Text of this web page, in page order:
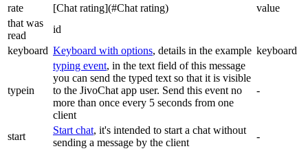
rate
[Chat rating](#Chat rating)
value
that was
read
id
keyboard Keyboard with options, details in the example keyboard
typein
typing event, in the text field of this message
you can send the typed text so that it is visible
to the JivoChat app user. Send this event no
more than once every 5 seconds from one
client
-
start
Start chat, it's intended to start a chat without
sending a message by the client
-